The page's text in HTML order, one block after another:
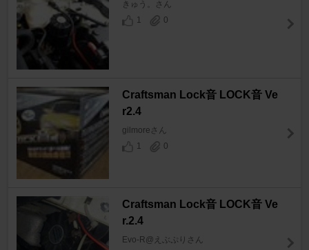
きゅう。さん
1
0
Craftsman Lock音 LOCK音 Ve
r2.4
gilmoreさん
1
0
Craftsman Lock音 LOCK音 Ve
r.2.4
Evo-R@えぶぷりさん